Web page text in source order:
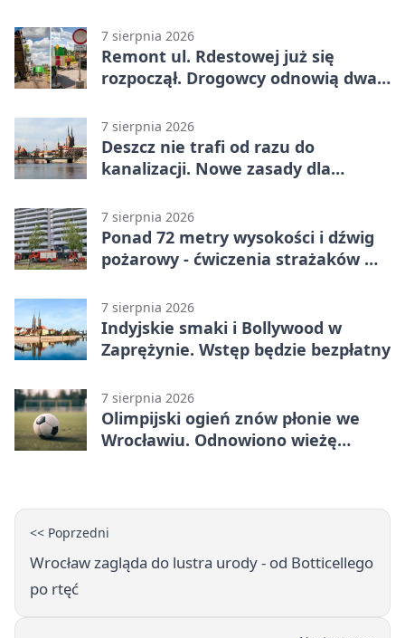
7 sierpnia 2026
Remont ul. Rdestowej już się
rozpoczął. Drogowcy odnowią dwa
7 sierpnia 2026
Deszcz nie trafi od razu do
kanalizacji. Nowe zasady dla
7 sierpnia 2026
Ponad 72 metry wysokości i dźwig
pożarowy - ćwiczenia strażaków we
7 sierpnia 2026
Indyjskie smaki i Bollywood w
Zaprężynie. Wstęp będzie bezpłatny
7 sierpnia 2026
Olimpijski ogień znów płonie we
Wrocławiu. Odnowiono wieżę
<< Poprzedni
Wrocław zagląda do lustra urody - od Botticellego
po rtęć